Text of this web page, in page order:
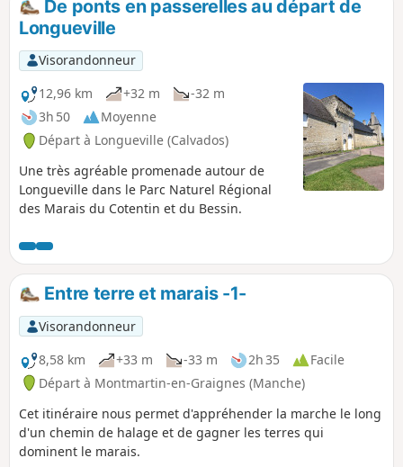
De ponts en passerelles au départ de
Longueville
Visorandonneur
12,96 km
+32 m
-32 m
3h 50
Moyenne
Départ à Longueville (Calvados)
Une très agréable promenade autour de
Longueville dans le Parc Naturel Régional
des Marais du Cotentin et du Bessin.
Entre terre et marais -1-
Visorandonneur
8,58 km
+33 m -33 m 2h 35
Facile
Départ à Montmartin-en-Graignes (Manche)
Cet itinéraire nous permet d'appréhender la marche le long
d'un chemin de halage et de gagner les terres qui
dominent le marais.